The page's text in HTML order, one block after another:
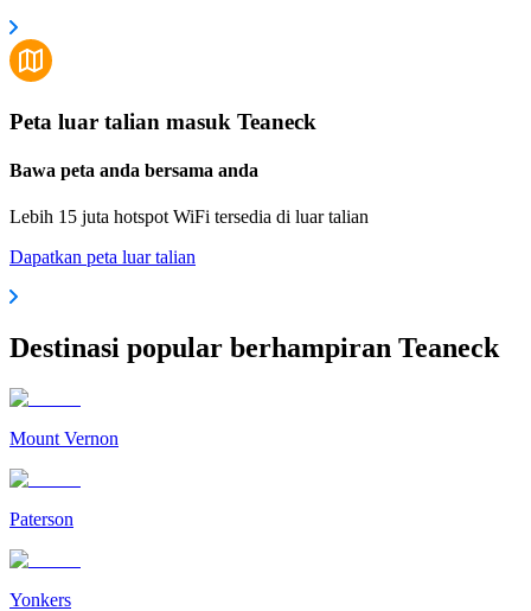
Peta luar talian masuk Teaneck
Bawa peta anda bersama anda
Lebih 15 juta hotspot WiFi tersedia di luar talian
Dapatkan peta luar talian
Destinasi popular berhampiran Teaneck
Mount Vernon
Paterson
Yonkers